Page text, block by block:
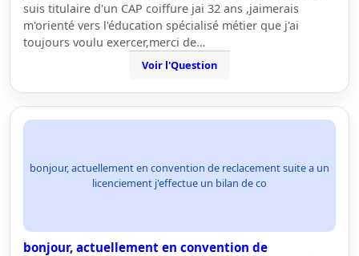
suis titulaire d'un CAP coiffure jai 32 ans ,jaimerais
m'orienté vers l'éducation spécialisé métier que j'ai
toujours voulu exercer,merci de…
Voir l'Question
bonjour, actuellement en convention de reclacement suite a un
licenciement j'effectue un bilan de co
bonjour, actuellement en convention de